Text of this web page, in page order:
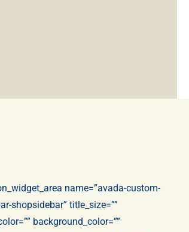
name=”avada-custom-
shopsidebar” title_size=””
background_color=””